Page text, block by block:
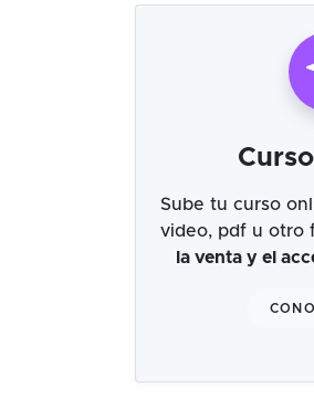
Sube tu curso
video, pdf u otro
la venta y el